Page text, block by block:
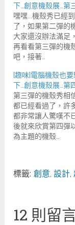
下…創意機殼展…第
嘿嘿...機殼秀已經
了，如果第二彈的
大家還沒辦法滿足
再看看第三彈的機
吧，接著…
[趣味]電腦機殼也
下…創意機殼展…第
第三彈的機殼秀相
都已經看過了，許
都非常讓人驚嘆不
後就來欣賞第四彈
為主題的機殼…
標籤: 創意,設計,
12 則留